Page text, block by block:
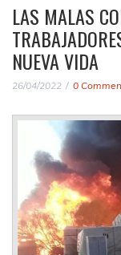
LAS MALAS
NUEVA VIDA
26/04/2022 0